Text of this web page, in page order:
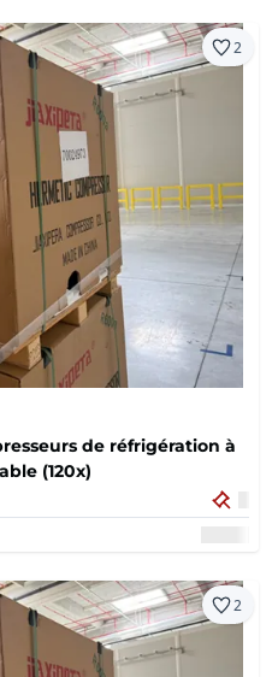
2
de réfrigération à
(120x)
2